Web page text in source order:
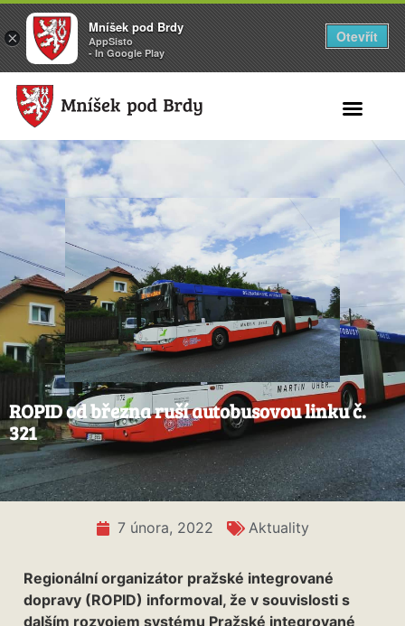
ROPID od března ruší autobusovou linku č.
321
7 února, 2022 Aktuality
Regionální organizátor pražské integrované
dopravy (ROPID) informoval, že v souvislosti s
dalším rozvojem systému Pražské integrované
×
Mníšek pod Brdy
AppSisto
- In Google Play
Otevřít